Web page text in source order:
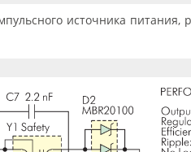
источника питания,